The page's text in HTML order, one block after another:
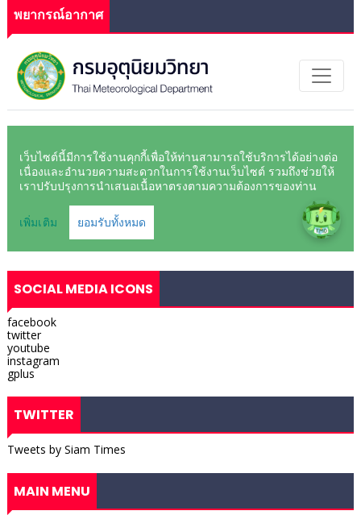
พยากรณ์อากาศ
SOCIAL MEDIA ICONS
facebook
twitter
youtube
instagram
gplus
TWITTER
Tweets by Siam Times
MAIN MENU